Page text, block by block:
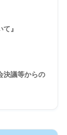
』
決議等からの